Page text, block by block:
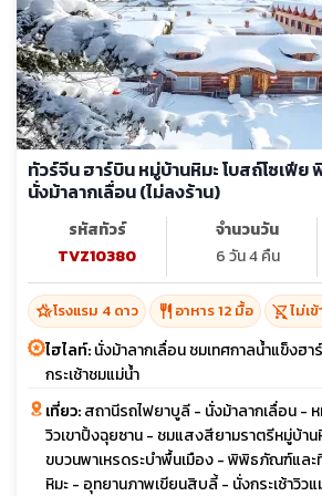
ทัวร์จีน ฮาร์บิน หมู่บ้านหิมะ โบสถ์โซเฟี
นั่งม้าลากเลื่อน (ไม่ลงร้าน)
รหัสทัวร์
TVZ10380
จำนวนวัน
6 วัน 4 คืน
hotel_classโรงแรม 4 ดาว restaurant อาหาร 12 มื้อ shopping_cart_offไม่เ
ไฮไลท์:นั่งม้าลากเลื่อน ชมเทศกาลน้ำแข็งฮ
กระเช้าชมแม่น้ำ
เที่ยว:สถานีรถไฟยาบูลี - นั่งม้าลากเลื่อน -
วิวเขาปิ้งฉุยซาน - ชมแสงสียามราตรีหมู่บ้า
ขบวนพาเหรดระบำพื้นเมือง - พิพิธภัณฑ์แล
หิมะ - อุทยานภาพเขียนสิบลี้ - นั่งกระเช้าวิว